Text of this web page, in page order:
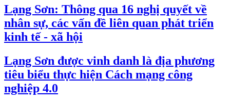
Lạng Sơn: Thông qua 16 nghị quyết về
nhân sự, các vấn đề liên quan phát triển
kinh tế - xã hội
Lạng Sơn được vinh danh là địa phương
tiêu biểu thực hiện Cách mạng công
nghiệp 4.0